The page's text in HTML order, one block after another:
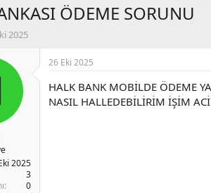
ÖDEME SORUNU
2025
2025
3
0
26 Eki 2025
HALK BANK MOBİLDE ÖDEME
NASIL HALLEDEBİLİRİM İŞİM